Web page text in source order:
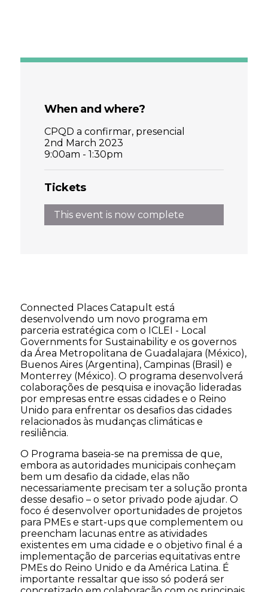
When and where?
CPQD a confirmar, presencial
2nd March 2023
9:00am - 1:30pm
Tickets
This event is now complete
Connected Places Catapult está
desenvolvendo um novo programa em
parceria estratégica com o ICLEI - Local
Governments for Sustainability e os governos
da Área Metropolitana de Guadalajara (México),
Buenos Aires (Argentina), Campinas (Brasil) e
Monterrey (México). O programa desenvolverá
colaborações de pesquisa e inovação lideradas
por empresas entre essas cidades e o Reino
Unido para enfrentar os desafios das cidades
relacionados às mudanças climáticas e
resiliência.
O Programa baseia-se na premissa de que,
embora as autoridades municipais conheçam
bem um desafio da cidade, elas não
necessariamente precisam ter a solução pronta
desse desafio – o setor privado pode ajudar. O
foco é desenvolver oportunidades de projetos
para PMEs e start-ups que complementem ou
preencham lacunas entre as atividades
existentes em uma cidade e o objetivo final é a
implementação de parcerias equitativas entre
PMEs do Reino Unido e da América Latina. É
importante ressaltar que isso só poderá ser